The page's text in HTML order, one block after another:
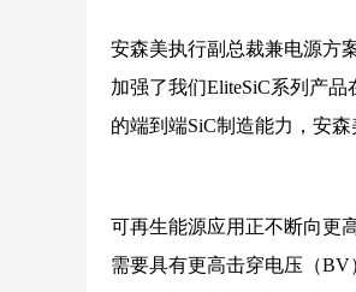
安森美执行副总裁兼电源方
加强了我们EliteSiC系列产
的端到端SiC制造能力，安
可再生能源应用正不断向更
需要具有更高击穿电压（BV